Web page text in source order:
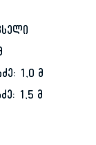
1,0 მ
1,5 მ